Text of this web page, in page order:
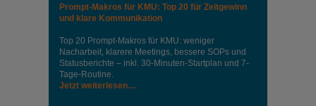
Prompt-Makros für KMU: Top 20 für Zeitgewinn
und klare Kommunikation
Top 20 Prompt-Makros für KMU: weniger
Nacharbeit, klarere Meetings, bessere SOPs und
Statusberichte – inkl. 30-Minuten-Startplan und 7-
Tage-Routine.
Jetzt weiterlesen…